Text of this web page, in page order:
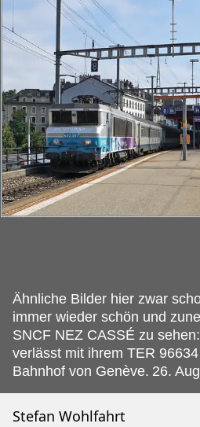
Ähnliche Bilder hier zwar
immer wieder schön und
SNCF NEZ CASSÉ zu
verlässt mit ihrem TER
Bahnhof von Genève. 26.
Stefan Wohlfahrt